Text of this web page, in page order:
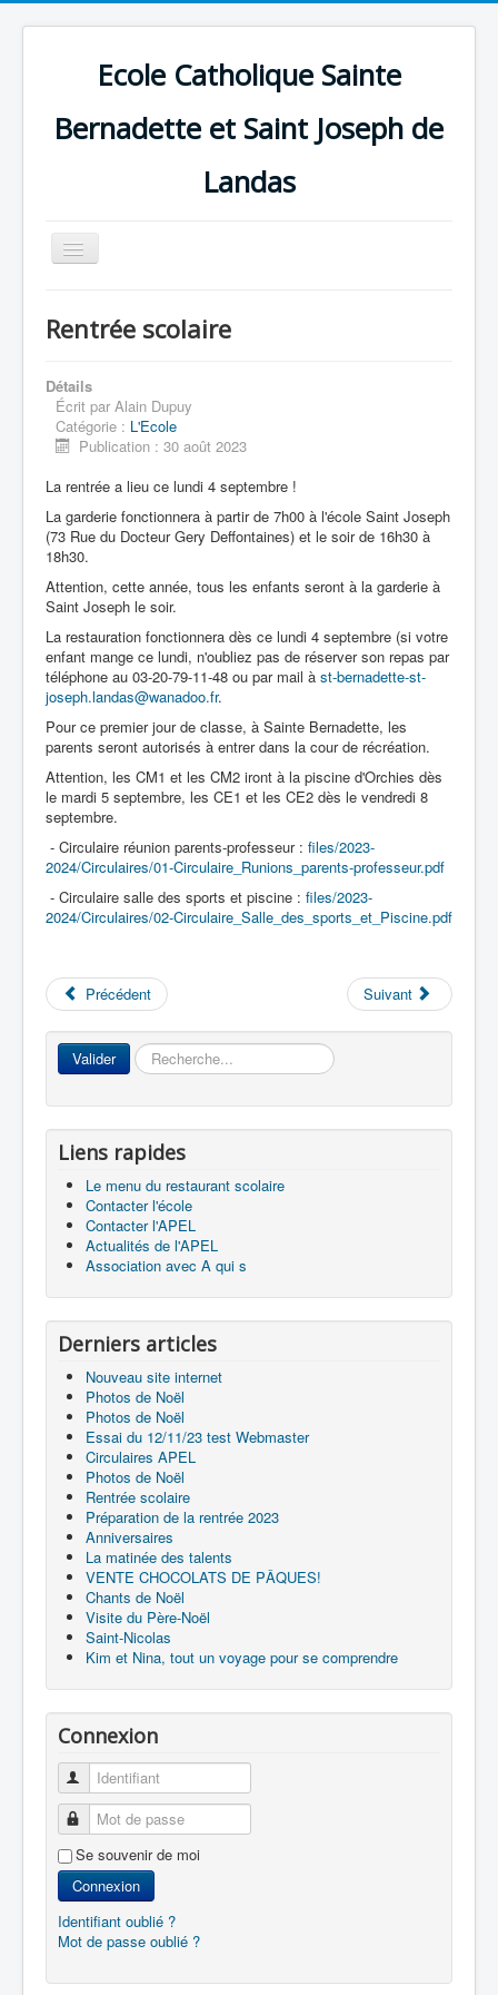
Ecole Catholique Sainte
Bernadette et Saint Joseph de
Landas
Basculer
la
Accueil
L'Ecole
La vie dans les classes
Infos pratiques
Les associations
Rentrée scolaire
Détails
Écrit par Alain Dupuy
Catégorie : L'Ecole
Publication : 30 août 2023
La rentrée a lieu ce lundi 4 septembre !
La garderie fonctionnera à partir de 7h00 à l'école Saint Joseph
(73 Rue du Docteur Gery Deffontaines) et le soir de 16h30 à
18h30.
Attention, cette année, tous les enfants seront à la garderie à
Saint Joseph le soir.
La restauration fonctionnera dès ce lundi 4 septembre (si votre
enfant mange ce lundi, n'oubliez pas de réserver son repas par
téléphone au 03-20-79-11-48 ou par mail à st-bernadette-st-
joseph.landas@wanadoo.fr.
Pour ce premier jour de classe, à Sainte Bernadette, les
parents seront autorisés à entrer dans la cour de récréation.
Attention, les CM1 et les CM2 iront à la piscine d'Orchies dès
le mardi 5 septembre, les CE1 et les CE2 dès le vendredi 8
septembre.
- Circulaire réunion parents-professeur : files/2023-
2024/Circulaires/01-Circulaire_Runions_parents-professeur.pdf
- Circulaire salle des sports et piscine : files/2023-
2024/Circulaires/02-Circulaire_Salle_des_sports_et_Piscine.pdf
Précédent Suivant
Valider Rechercher
Liens rapides
Le menu du restaurant scolaire
Contacter l'école
Contacter l'APEL
Actualités de l'APEL
Association avec A qui s
Derniers articles
Nouveau site internet
Photos de Noël
Photos de Noël
Essai du 12/11/23 test Webmaster
Circulaires APEL
Photos de Noël
Rentrée scolaire
Préparation de la rentrée 2023
Anniversaires
La matinée des talents
VENTE CHOCOLATS DE PÂQUES!
Chants de Noël
Visite du Père-Noël
Saint-Nicolas
Kim et Nina, tout un voyage pour se comprendre
Connexion
Identifiant
Mot de passe
Se souvenir de moi
Connexion
Identifiant oublié ?
Mot de passe oublié ?